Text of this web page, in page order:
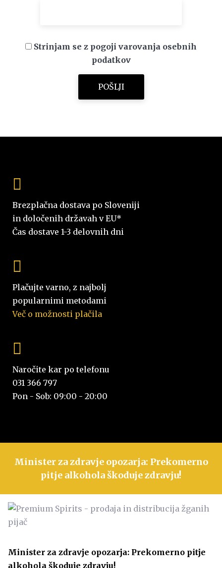
Strinjam se z pogoji varovanja osebnih
podatkov
Brezplačna dostava po Sloveniji
in določenih državah v EU*
Čas dostave 1-3 delovnih dni
Plačujte varno, z najbolj
popularnimi metodami
Več o možnosti plačila
Naročite kar po telefonu
031 366 797
Pon - Sob: 09:00 - 20:00
Minister za zdravje opozarja: Prekomerno
pitje alkohola škoduje zdravju!
Minister za zdravje opozarja: Prekomerno pitje
alkohola škoduje zdravju!